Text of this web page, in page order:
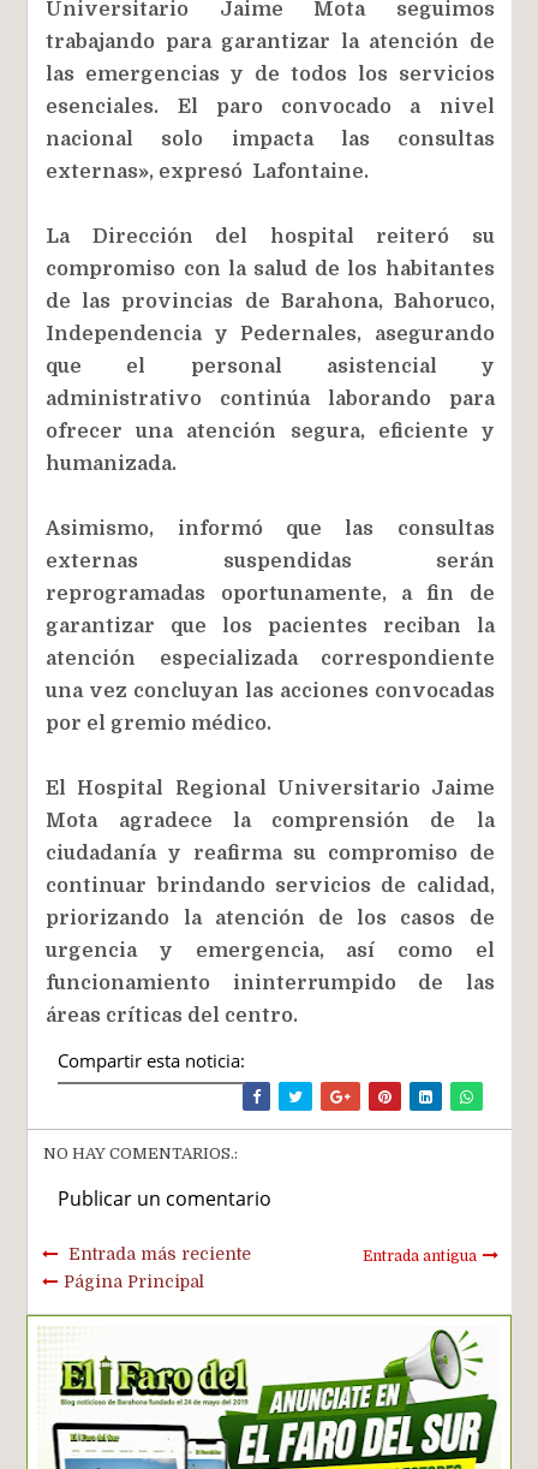
Universitario Jaime Mota seguimos
trabajando para garantizar la atención de
las emergencias y de todos los servicios
esenciales. El paro convocado a nivel
nacional solo impacta las consultas
externas», expresó Lafontaine.
La Dirección del hospital reiteró su
compromiso con la salud de los habitantes
de las provincias de Barahona, Bahoruco,
Independencia y Pedernales, asegurando
que el personal asistencial y
administrativo continúa laborando para
ofrecer una atención segura, eficiente y
humanizada.
Asimismo, informó que las consultas
externas suspendidas serán
reprogramadas oportunamente, a fin de
garantizar que los pacientes reciban la
atención especializada correspondiente
una vez concluyan las acciones convocadas
por el gremio médico.
El Hospital Regional Universitario Jaime
Mota agradece la comprensión de la
ciudadanía y reafirma su compromiso de
continuar brindando servicios de calidad,
priorizando la atención de los casos de
urgencia y emergencia, así como el
funcionamiento ininterrumpido de las
áreas críticas del centro.
Compartir esta noticia:
NO HAY COMENTARIOS.:
Publicar un comentario
Entrada más reciente Entrada antigua
Página Principal